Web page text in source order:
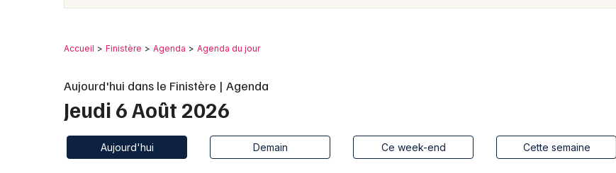
Sorties famille
Mulhouse
Strasbourg
Accueil Finistère Agenda Agenda du jour
Aujourd'hui dans le Finistère | Agenda
Jeudi 6 Août 2026
Aujourd'hui Demain Ce week-end Cette semaine